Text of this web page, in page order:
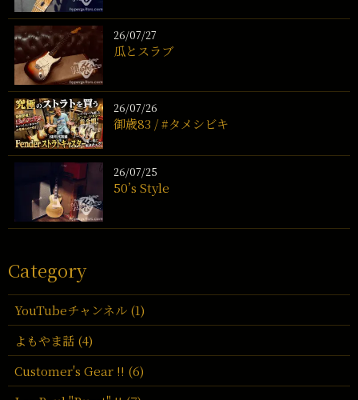
26/07/27
瓜とスラブ
26/07/26
御歳83 / #タメシビキ
26/07/25
50’s Style
Category
YouTubeチャンネル (1)
よもやま話 (4)
Customer's Gear !! (6)